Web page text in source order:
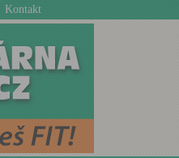
Kontakt